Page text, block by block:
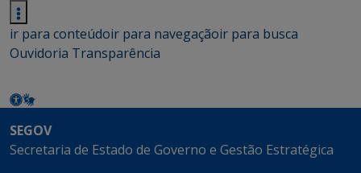
ir para conteúdoir para navegaçãoir para busca
Ouvidoria Transparência
SEGOV
Secretaria de Estado de Governo e Gestão Estratégica